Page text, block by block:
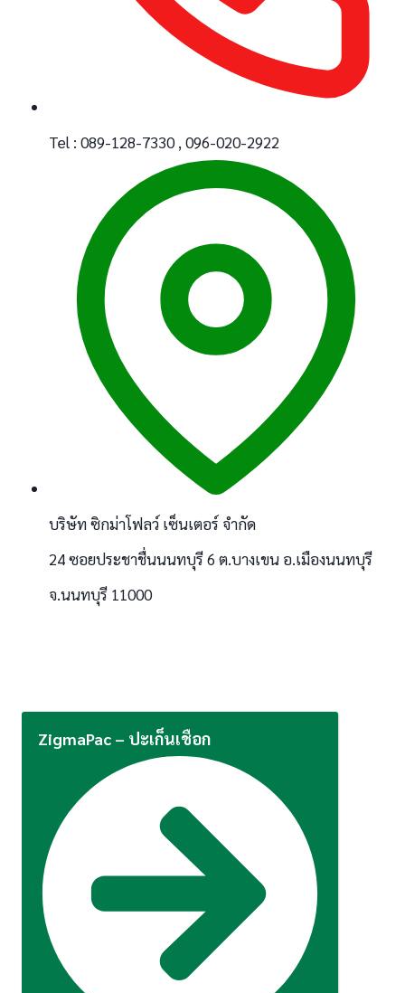
Tel : 089-128-7330 , 096-020-2922
บริษัท ซิกม่าโฟลว์ เซ็นเตอร์ จำกัด
24 ซอยประชาชื่นนนทบุรี 6 ต.บางเขน อ.เมืองนนทบุรี
จ.นนทบุรี 11000
ZigmaPac – ปะเก็นเชือก